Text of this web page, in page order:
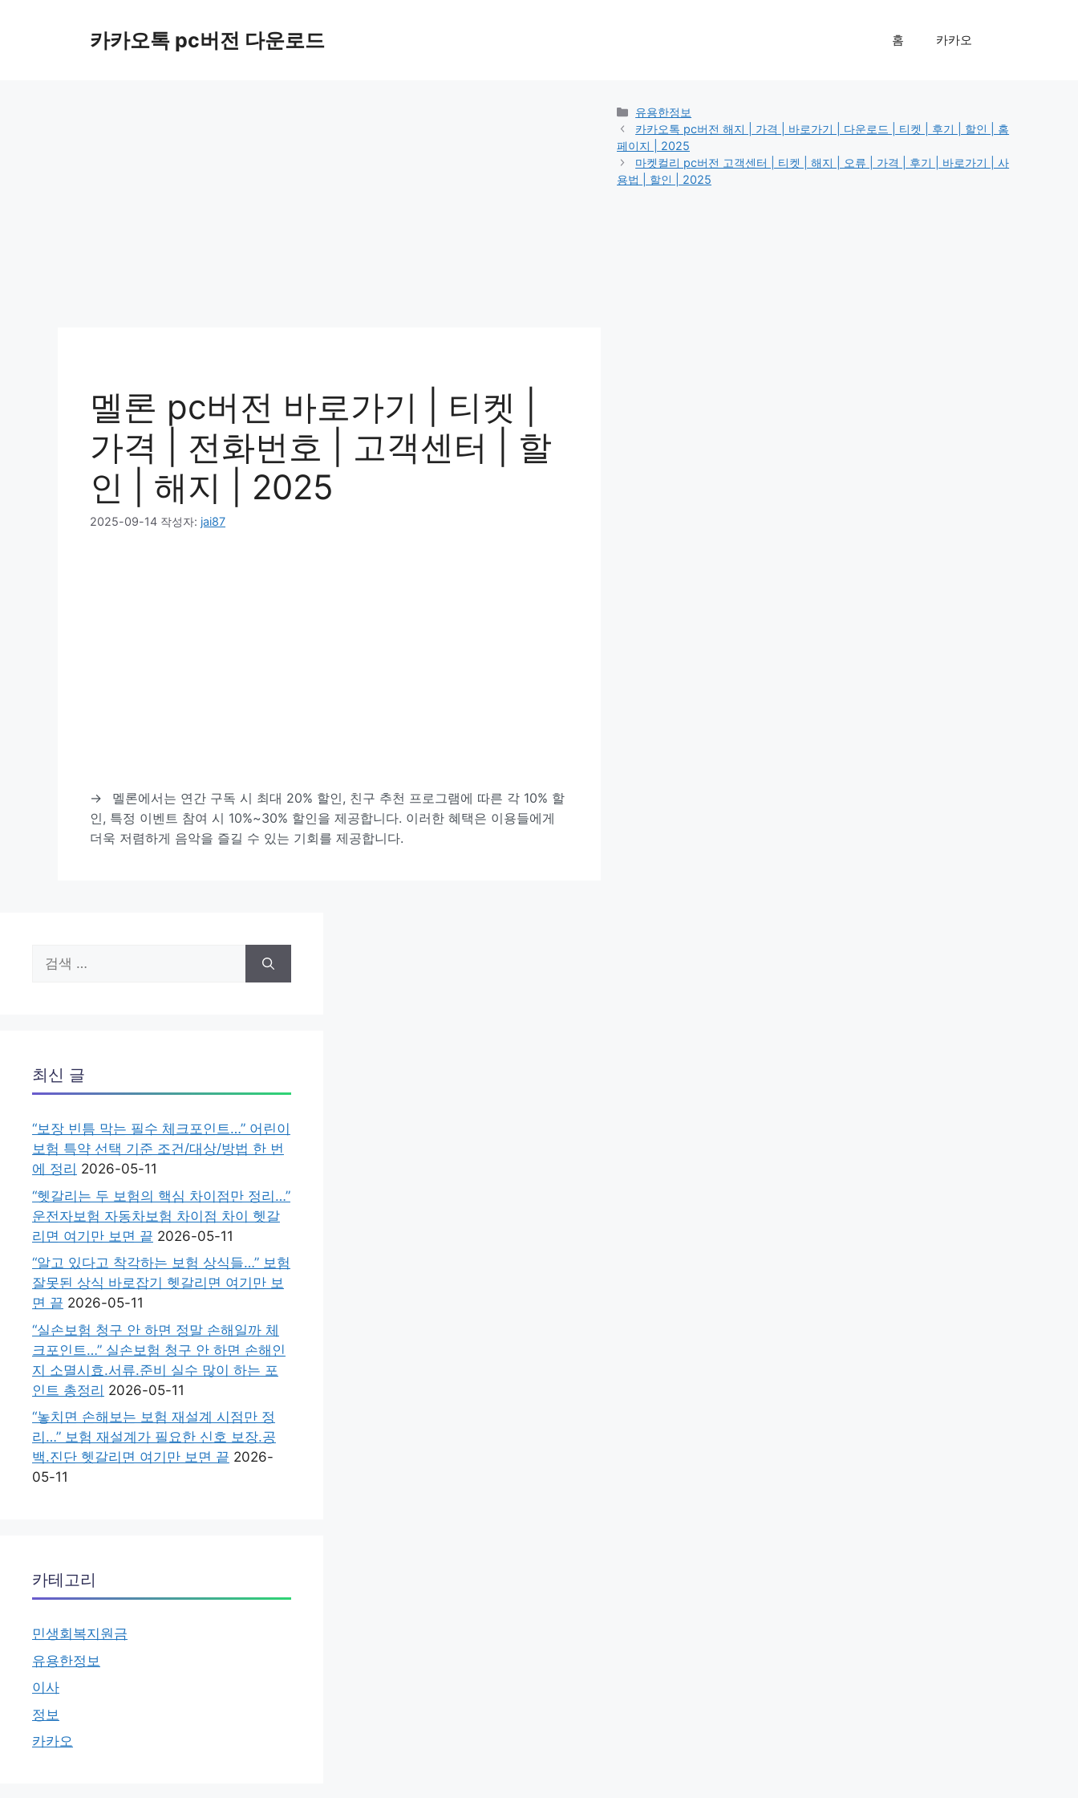
카카오톡 pc버전 다운로드 홈 카카오
멜론 pc버전 바로가기 | 티켓 |
가격 | 전화번호 | 고객센터 | 할
인 | 해지 | 2025
2025-09-14 작성자: jai87
→
멜론에서는 연간 구독 시 최대 20% 할인, 친구 추천 프로그램에 따른 각 10% 할
인, 특정 이벤트 참여 시 10%~30% 할인을 제공합니다. 이러한 혜택은 이용들에게
더욱 저렴하게 음악을 즐길 수 있는 기회를 제공합니다.
카
테
고
리
유용한정보
카카오톡 pc버전 해지 | 가격 | 바로가기 | 다운로드 | 티켓 | 후기 | 할인 | 홈
페이지 | 2025
마켓컬리 pc버전 고객센터 | 티켓 | 해지 | 오류 | 가격 | 후기 | 바로가기 | 사
용법 | 할인 | 2025
색:
최신 글
“보장 빈틈 막는 필수 체크포인트…” 어린이
보험 특약 선택 기준 조건/대상/방법 한 번
에 정리 2026-05-11
“헷갈리는 두 보험의 핵심 차이점만 정리…”
운전자보험 자동차보험 차이점 차이 헷갈
리면 여기만 보면 끝 2026-05-11
“알고 있다고 착각하는 보험 상식들…” 보험
잘못된 상식 바로잡기 헷갈리면 여기만 보
면 끝 2026-05-11
“실손보험 청구 안 하면 정말 손해일까 체
크포인트…” 실손보험 청구 안 하면 손해인
지 소멸시효.서류.준비 실수 많이 하는 포
인트 총정리 2026-05-11
“놓치면 손해보는 보험 재설계 시점만 정
리…” 보험 재설계가 필요한 신호 보장.공
백.진단 헷갈리면 여기만 보면 끝 2026-
05-11
카테고리
민생회복지원금
유용한정보
이사
정보
카카오